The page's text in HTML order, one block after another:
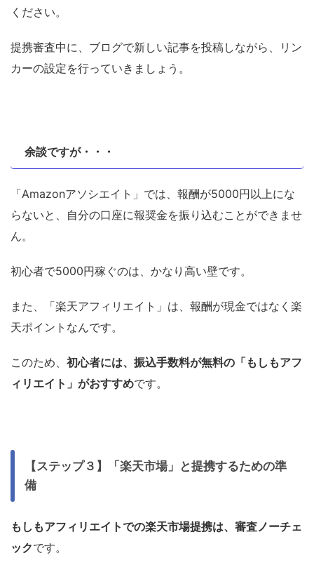
ください。
提携審査中に、ブログで新しい記事を投稿しながら、リン
カーの設定を行っていきましょう。
余談ですが・・・
「Amazonアソシエイト」では、報酬が5000円以上にな
らないと、自分の口座に報奨金を振り込むことができませ
ん。
初心者で5000円稼ぐのは、かなり高い壁です。
また、「楽天アフィリエイト」は、報酬が現金ではなく楽
天ポイントなんです。
このため、 初心者には、振込手数料が無料の「もしもアフ
ィリエイト」がおすすめです。
【ステップ３】「楽天市場」と提携するための準
備
もしもアフィリエイトでの楽天市場提携は、審査ノーチェ
ックです。